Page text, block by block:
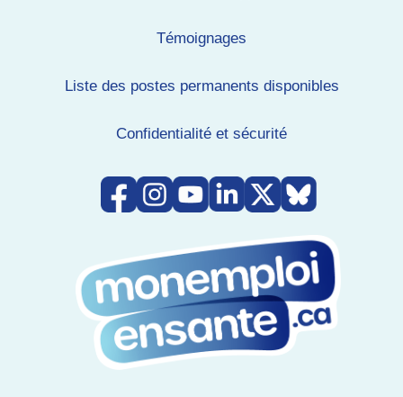
Témoignages
Liste des postes permanents disponibles
Confidentialité et sécurité